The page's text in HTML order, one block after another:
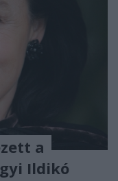
a
Ildikó